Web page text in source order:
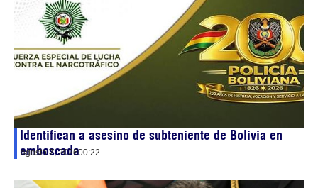
Identifican a asesino de subteniente de Bolivia en
emboscada
agosto 7, 202600:22